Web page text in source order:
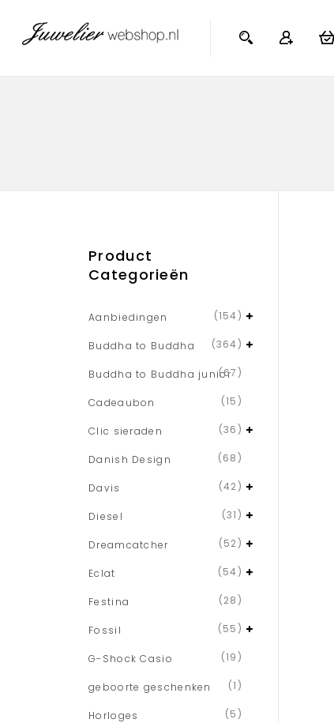
Product
Categorieën
Aanbiedingen (154)
Buddha to Buddha (364)
Buddha to Buddha junior(67)
Cadeaubon (15)
Clic sieraden (36)
Danish Design (68)
Davis (42)
Diesel (31)
Dreamcatcher (52)
Eclat (54)
Festina (28)
Fossil (55)
G-Shock Casio (19)
geboorte geschenken (1)
Horloges (5)